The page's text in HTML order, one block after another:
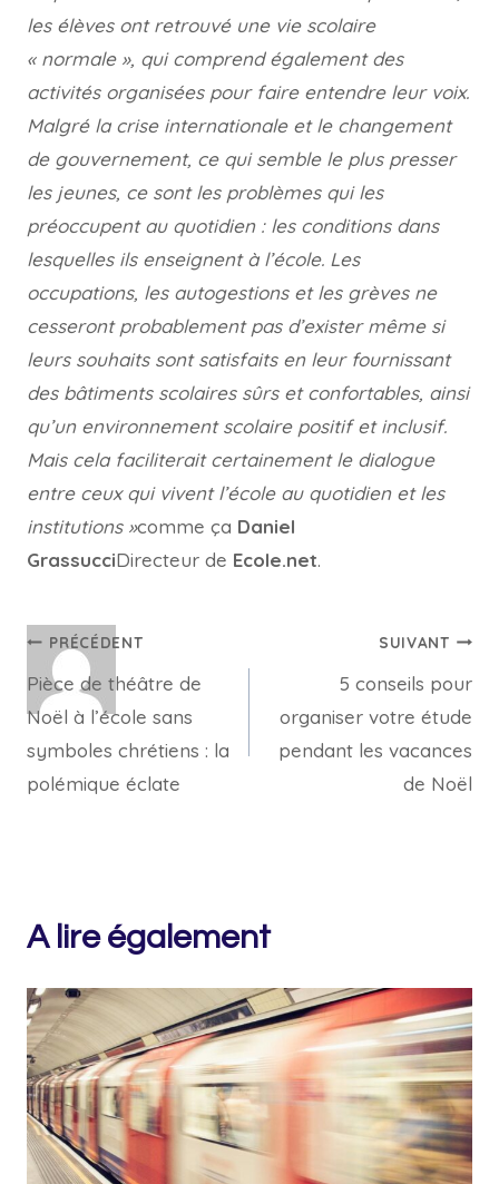
les élèves ont retrouvé une vie scolaire
« normale », qui comprend également des
activités organisées pour faire entendre leur voix.
Malgré la crise internationale et le changement
de gouvernement, ce qui semble le plus presser
les jeunes, ce sont les problèmes qui les
préoccupent au quotidien : les conditions dans
lesquelles ils enseignent à l’école. Les
occupations, les autogestions et les grèves ne
cesseront probablement pas d’exister même si
leurs souhaits sont satisfaits en leur fournissant
des bâtiments scolaires sûrs et confortables, ainsi
qu’un environnement scolaire positif et inclusif.
Mais cela faciliterait certainement le dialogue
entre ceux qui vivent l’école au quotidien et les
institutions »comme ça Daniel
GrassucciDirecteur de Ecole.net.
Navigation
de
l’article
PRÉCÉDENT
Pièce de théâtre de
Noël à l’école sans
symboles chrétiens : la
polémique éclate
SUIVANT
5 conseils pour
organiser votre étude
pendant les vacances
de Noël
A lire également